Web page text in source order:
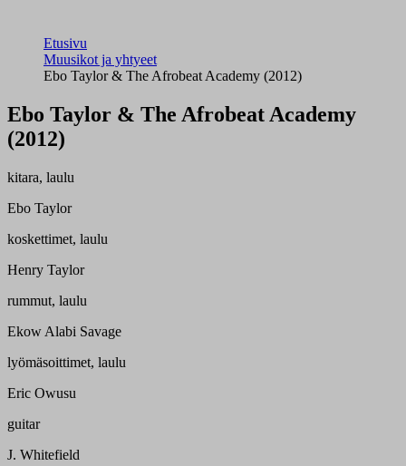
Etusivu
Muusikot ja yhtyeet
Ebo Taylor & The Afrobeat Academy (2012)
Ebo Taylor & The Afrobeat Academy
(2012)
kitara, laulu
Ebo Taylor
koskettimet, laulu
Henry Taylor
rummut, laulu
Ekow Alabi Savage
lyömäsoittimet, laulu
Eric Owusu
guitar
J. Whitefield